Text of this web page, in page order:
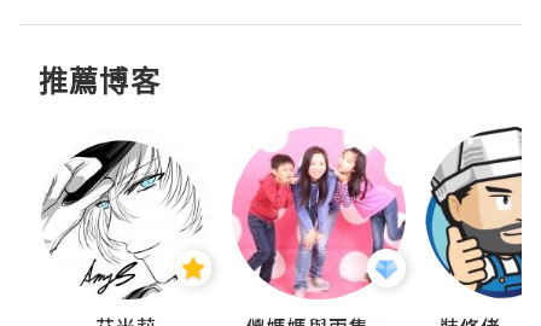
推薦博客